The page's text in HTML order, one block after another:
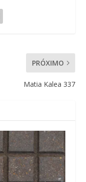
PRÓXIMO
Matia Kalea 337